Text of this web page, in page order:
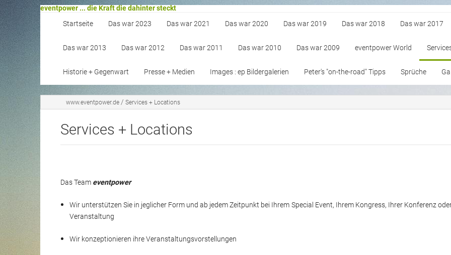
eventpower ... die Kraft die dahinter steckt
Startseite
Das war 2023 Das war 2021 Das war 2020 Das war 2019 Das war 2018 Das war 2017
Das war 2013 Das war 2012 Das war 2011 Das war 2010 Das war 2009 eventpower World
Historie + Gegenwart Presse + Medien Images : ep Bildergalerien Peter's "on-the-road" Tipps Sprüche
www.eventpower.de / Services + Locations
Services + Locations
Das Team eventpower
Wir unterstützen Sie in jeglicher Form und ab jedem Zeitpunkt bei Ihrem Special Event, Ihrem Kongress, Ihrer Konferenz
Veranstaltung
Wir konzeptionieren ihre Veranstaltungsvorstellungen